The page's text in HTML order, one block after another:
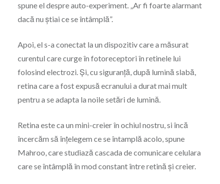
spune el despre auto-experiment. „Ar fi foarte alarmant
dacă nu știai ce se întâmplă”.
Apoi, el s-a conectat la un dispozitiv care a măsurat
curentul care curge în fotoreceptori în retinele lui
folosind electrozi. Și, cu siguranță, după lumină slabă,
retina care a fost expusă ecranului a durat mai mult
pentru a se adapta la noile setări de lumină.
Retina este ca un mini-creier în ochiul nostru, si încă
încercăm să înțelegem ce se întamplă acolo, spune
Mahroo, care studiază cascada de comunicare celulara
care se întâmplă în mod constant între retină și creier.